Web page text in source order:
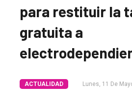
para restituir la
gratuita a
ACTUALIDAD Lunes, 11 De